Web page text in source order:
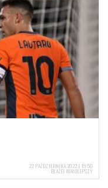
22 PAŹDZIERNIKA 2022 | 19:50
BŁAŻEJ MAŁOLEPSZY